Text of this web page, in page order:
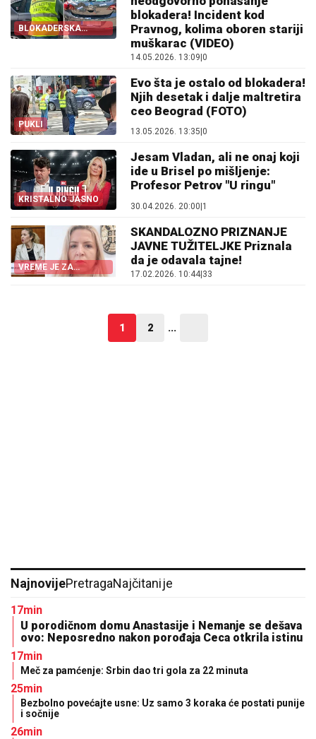
BLOKADERSKA
BANDA!
blokadera! Incident kod
Pravnog, kolima oboren stariji
muškarac (VIDEO)
14.05.2026. 13:09 0
PUKLI
Evo šta je ostalo od blokadera!
Njih desetak i dalje maltretira
ceo Beograd (FOTO)
13.05.2026. 13:35 0
KRISTALNO JASNO
Jesam Vladan, ali ne onaj koji
ide u Brisel po mišljenje:
Profesor Petrov "U ringu"
30.04.2026. 20:00|1
VREME JE ZA
ODGOVORNOST
SKANDALOZNO PRIZNANJE
JAVNE TUŽITELJKE Priznala
da je odavala tajne!
17.02.2026. 10:44|33
1 2 ...
NajnovijePretragaNajčitanije
17min
U porodičnom domu Anastasije i Nemanje se dešava
ovo: Neposredno nakon porođaja Ceca otkrila istinu
17min
Meč za pamćenje: Srbin dao tri gola za 22 minuta
25min
Bezbolno povećajte usne: Uz samo 3 koraka će postati punije
i sočnije
26min